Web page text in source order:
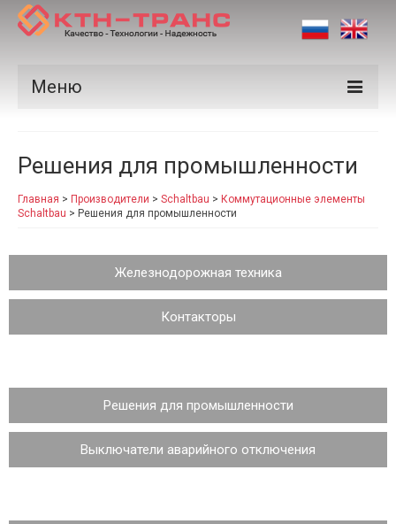
Меню
Производители
Рынки
Решения для промышленности
Главная > Производители > Schaltbau > Коммутационные элементы
Schaltbau > Решения для промышленности
Железнодорожная техника
Контакторы
Решения для промышленности
Выключатели аварийного отключения